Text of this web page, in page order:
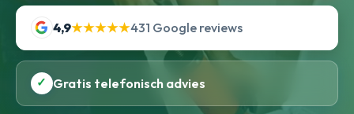
4,9★★★★★431 Google reviews
✓ Gratis telefonisch advies